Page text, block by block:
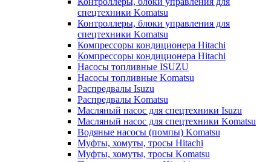
спецтехники Komatsu
Контроллеры, блоки управления для
спецтехники Komatsu
Компрессоры кондиционера Hitachi
Компрессоры кондиционера Hitachi
Насосы топливные ISUZU
Насосы топливные Komatsu
Распредвалы Isuzu
Распредвалы Komatsu
Масляный насос для спецтехники Isuzu
Масляный насос для спецтехники Komatsu
Водяные насосы (помпы) Komatsu
Муфты, хомуты, тросы Hitachi
Муфты, хомуты, тросы Komatsu